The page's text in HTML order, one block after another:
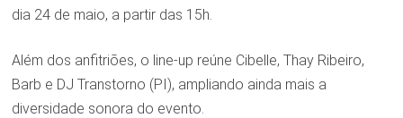
dia 24 de maio, a partir das 15h.
Além dos anfitriões, o line-up reúne Cibelle, Thay Ribeiro,
Barb e DJ Transtorno (PI), ampliando ainda mais a
diversidade sonora do evento.